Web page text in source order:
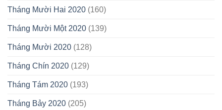
Tháng Mười Hai 2020 (160)
Tháng Mười Một 2020 (139)
Tháng Mười 2020 (128)
Tháng Chín 2020 (129)
Tháng Tám 2020 (193)
Tháng Bảy 2020 (205)